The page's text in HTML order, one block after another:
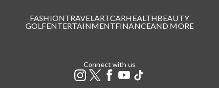
FASHIONTRAVELARTCARHEALTHBEAUTY
GOLFENTERTAINMENTFINANCEAND MORE
Connect with us